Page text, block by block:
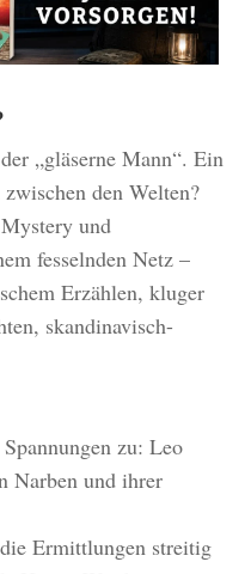
„gläserne Mann“. Ein
den Welten?
und
fesselnden Netz –
Erzählen, kluger
skandinavisch-
zu: Leo
Narben und ihrer
Ermittlungen streitig